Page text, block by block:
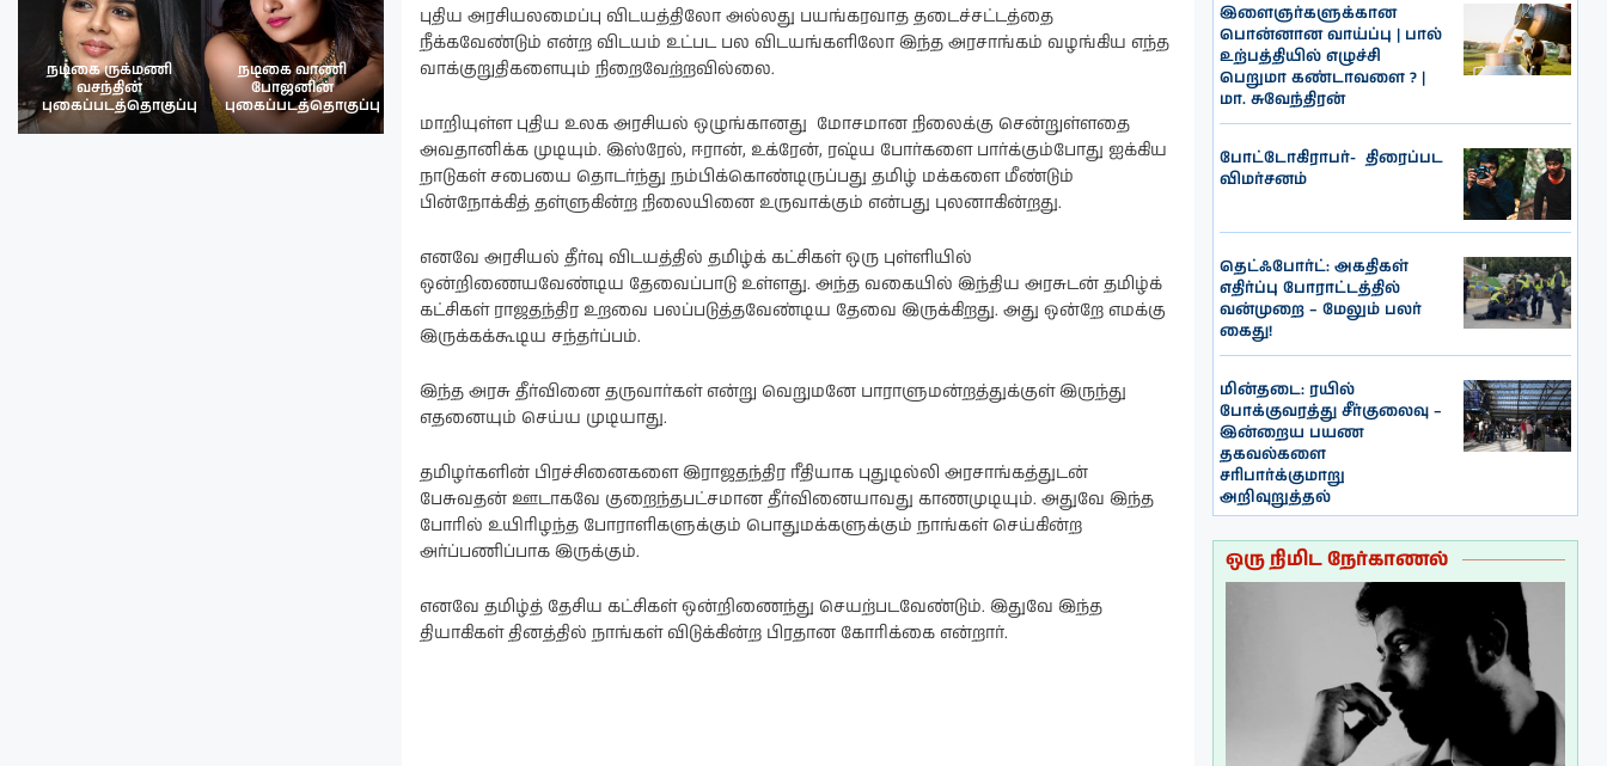
நடிகை ருக்மணி
வசந்தின்
புகைப்படத்தொகுப்பு
நடிகை வாணி
போஜனின்
புகைப்படத்தொகுப்பு
நடிகை ருக்மணி
வசந்த்தின்
நடிகை ராஷி
புதிய அரசியலமைப்பு விடயத்திலோ அல்லது பயங்கரவாத தடைச்சட்டத்தை
நீக்கவேண்டும் என்ற விடயம் உட்பட பல விடயங்களிலோ இந்த அரசாங்கம் வழங்கிய எந்த
வாக்குறுதிகளையும் நிறைவேற்றவில்லை.
மாறியுள்ள புதிய உலக அரசியல் ஒழுங்கானது மோசமான நிலைக்கு சென்றுள்ளதை
அவதானிக்க முடியும். இஸ்ரேல், ஈரான், உக்ரேன், ரஷ்ய போர்களை பார்க்கும்போது ஐக்கிய
நாடுகள் சபையை தொடர்ந்து நம்பிக்கொண்டிருப்பது தமிழ் மக்களை மீண்டும்
பின்நோக்கித் தள்ளுகின்ற நிலையினை உருவாக்கும் என்பது புலனாகின்றது.
எனவே அரசியல் தீர்வு விடயத்தில் தமிழ்க் கட்சிகள் ஒரு புள்ளியில்
ஒன்றிணையவேண்டிய தேவைப்பாடு உள்ளது. அந்த வகையில் இந்திய அரசுடன் தமிழ்க்
கட்சிகள் ராஜதந்திர உறவை பலப்படுத்தவேண்டிய தேவை இருக்கிறது. அது ஒன்றே எமக்கு
இருக்கக்கூடிய சந்தர்ப்பம்.
இந்த அரசு தீர்வினை தருவார்கள் என்று வெறுமனே பாராளுமன்றத்துக்குள் இருந்து
எதனையும் செய்ய முடியாது.
தமிழர்களின் பிரச்சினைகளை இராஜதந்திர ரீதியாக புதுடில்லி அரசாங்கத்துடன்
பேசுவதன் ஊடாகவே குறைந்தபட்சமான தீர்வினையாவது காணமுடியும். அதுவே இந்த
போரில் உயிரிழந்த போராளிகளுக்கும் பொதுமக்களுக்கும் நாங்கள் செய்கின்ற
அர்ப்பணிப்பாக இருக்கும்.
எனவே தமிழ்த் தேசிய கட்சிகள் ஒன்றிணைந்து செயற்படவேண்டும். இதுவே இந்த
தியாகிகள் தினத்தில் நாங்கள் விடுக்கின்ற பிரதான கோரிக்கை என்றார்.
இளைஞர்களுக்கான
பொன்னான வாய்ப்பு | பால்
உற்பத்தியில் எழுச்சி
பெறுமா கண்டாவளை ? |
மா. சுவேந்திரன்
போட்டோகிராபர்- ‌ திரைப்பட
விமர்சனம்
தெட்ஃபோர்ட்: அகதிகள்
எதிர்ப்பு போராட்டத்தில்
வன்முறை – மேலும் பலர்
கைது!
மின்தடை: ரயில்
போக்குவரத்து சீர்குலைவு –
இன்றைய பயண
தகவல்களை
சரிபார்க்குமாறு
அறிவுறுத்தல்
ஒரு நிமிட நேர்காணல்